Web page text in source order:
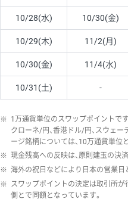
10/28(水) 10/30(金)
10/29(木) 11/2(月)
10/30(金) 11/4(水)
10/31(土) -
※ 1万通貨単位のスワップポイントで
クローネ/円、香港ドル/円、スウェ
ージ銘柄については、10万通貨単位
※ 現金残高への反映は、原則建玉の決
※ 海外の祝日などにより日本の営業日
※ スワップポイントの決定は取引所
側とで同額となっています。